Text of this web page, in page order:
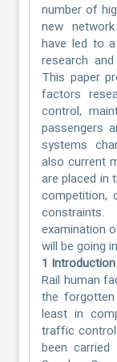
number of
new
have led to
research
This paper
factors
control,
passengers
systems
also current
are placed in
competition,
examination
will be going
1 Introduction
Rail human
the
least in
traffic
been